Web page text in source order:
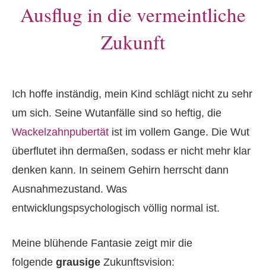
Ausflug in die vermeintliche
Zukunft
Ich hoffe inständig, mein Kind schlägt nicht zu sehr
um sich. Seine Wutanfälle sind so heftig, die
Wackelzahnpubertät ist im vollem Gange. Die Wut
überflutet ihn dermaßen, sodass er nicht mehr klar
denken kann. In seinem Gehirn herrscht dann
Ausnahmezustand. Was
entwicklungspsychologisch völlig normal ist.
Meine blühende Fantasie zeigt mir die
folgende grausige Zukunftsvision: